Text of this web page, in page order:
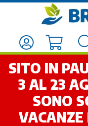
SITO IN
3 AL 23
SONO
VACANZE